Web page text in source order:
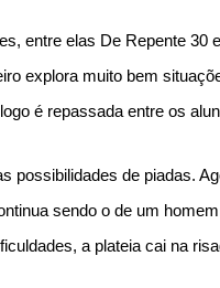
entre elas De Repente 30
explora muito bem
é repassada entre os
possibilidades de piadas.
sendo o de um
a plateia cai na